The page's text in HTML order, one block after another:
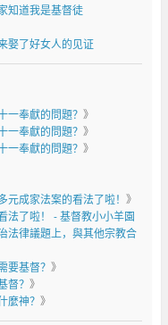
知道我是基督徒
娶了好女人的见证
一奉獻的問題？ 》
一奉獻的問題？ 》
一奉獻的問題？ 》
成家法案的看法了啦！ 》
法了啦！ - 基督教小小羊園
法律議題上，與其他宗教合
要基督？ 》
督？ 》
麼神？ 》